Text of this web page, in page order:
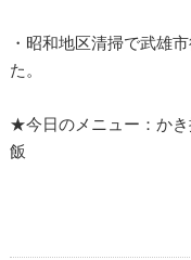
・昭和地区清掃で武雄
た。
★今日のメニュー：か
飯